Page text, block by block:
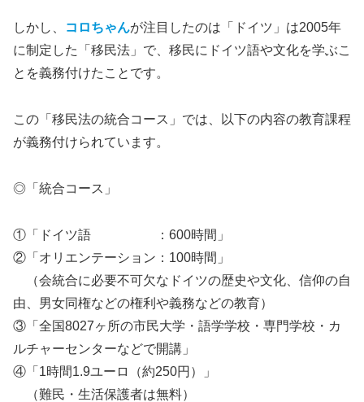
しかし、 コロちゃんが注目したのは「ドイツ」は2005年
に制定した「移民法」で、移民にドイツ語や文化を学ぶこ
とを義務付けたことです。
この「移民法の統合コース」では、以下の内容の教育課程
が義務付けられています。
◎「統合コース」
①「ドイツ語 ：600時間」
②「オリエンテーション：100時間」
（会統合に必要不可欠なドイツの歴史や文化、信仰の自
由、男女同権などの権利や義務などの教育）
③「全国8027ヶ所の市民大学・語学学校・専門学校・カ
ルチャーセンターなどで開講」
④「1時間1.9ユーロ（約250円）」
（難民・生活保護者は無料）